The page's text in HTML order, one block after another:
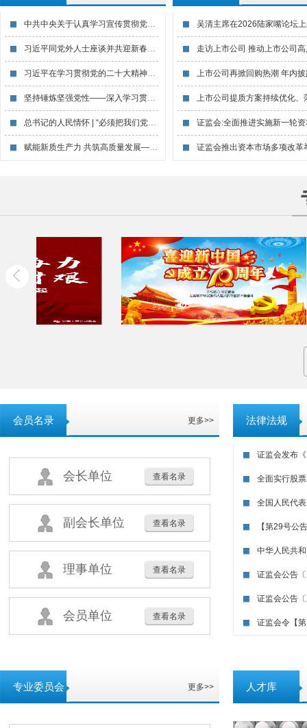
中共中央关于认真学习宣传贯彻党的二十大精...
习近平同党外人士座谈并共迎新春时强调 以...
习近平在学习贯彻党的二十大精神研讨班开班...
坚持锤炼坚强党性——深入学习贯彻习近平党...
总书记的人民情怀 | “必须把我们党建设...
赋能新质生产力 共筑高质量发展——宋志平... 证监会推出资本市场多项改革
会员名录 更多>>
会长单位 查看名录
副会长单位 查看名录
理事单位 查看名录
会员单位 查看名录
法律法规
证监会发布
全面实行股
全国人民代
【第29号公
中华人民共
证监会公告
证监会公告
证监会令【
专业委员会 更多>> 人才库